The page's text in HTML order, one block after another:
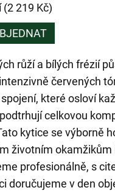
(2 219 Kč)
růží a bílých frézií
červených
které osloví
celkovou
kytice se výborně
životním
profesionálně, s
doručujeme v den